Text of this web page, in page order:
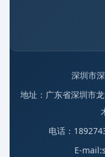
深圳市
地址：广东省深圳市
电话：
E-